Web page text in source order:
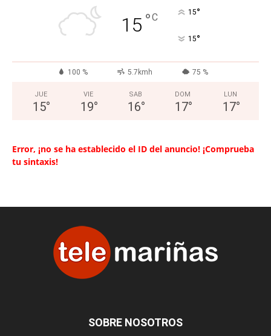
15 °C 15°
15°
100 % 5.7kmh 75 %
JUE
15°
VIE
19°
SAB
16°
DOM
17°
LUN
17°
Error, ¡no se ha establecido el ID del anuncio! ¡Comprueba
tu sintaxis!
SOBRE NOSOTROS